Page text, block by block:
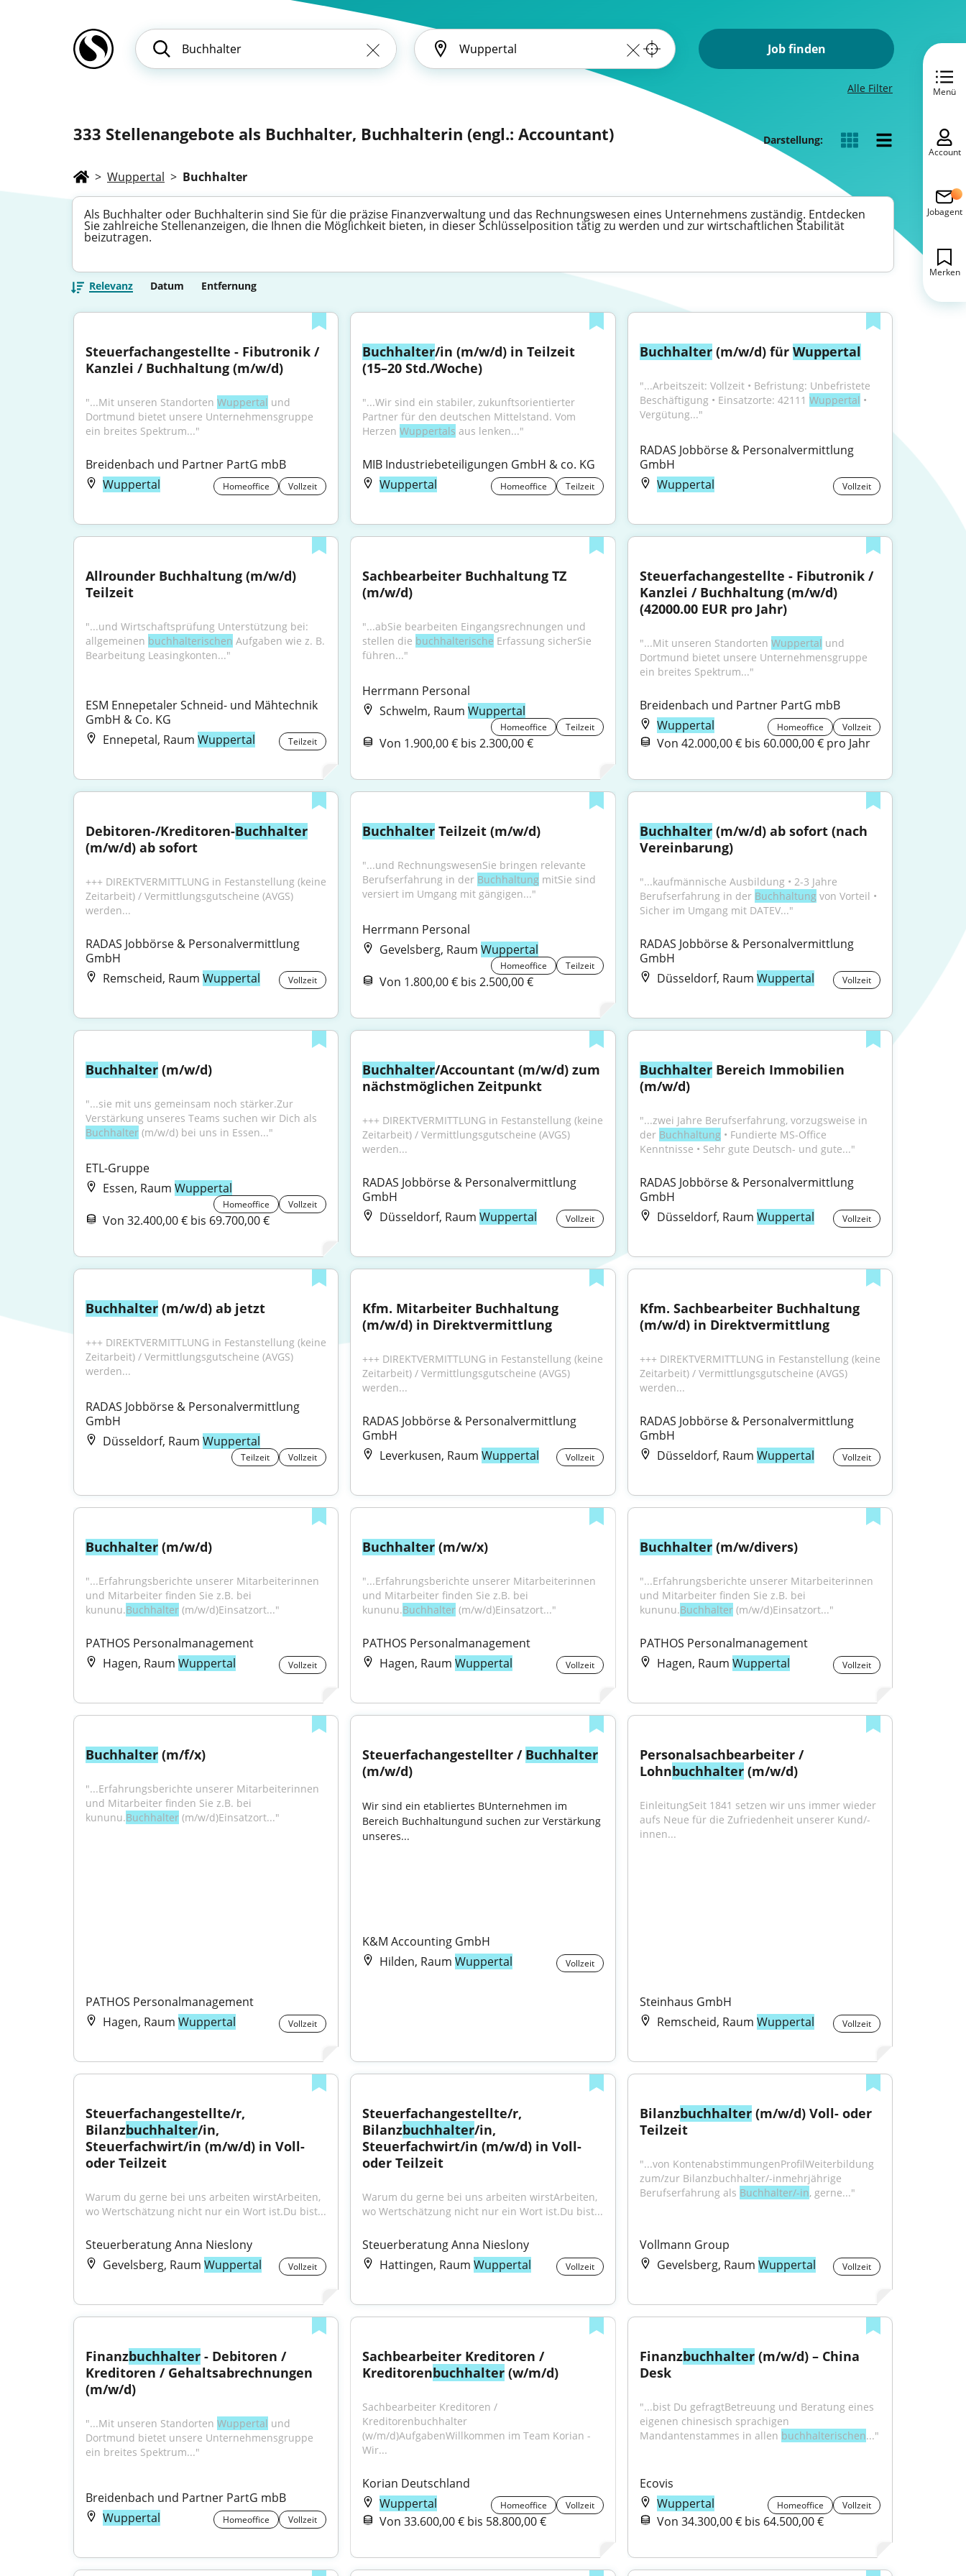
Job finden
Alle Filter
333 Stellenangebote als Buchhalter, Buchhalterin (engl.: Accountant) Darstellung:
> Wuppertal > Buchhalter
Als Buchhalter oder Buchhalterin sind Sie für die präzise Finanzverwaltung und das Rechnungswesen eines Unternehmens zuständig. Entdecken
Sie zahlreiche Stellenanzeigen, die Ihnen die Möglichkeit bieten, in dieser Schlüsselposition tätig zu werden und zur wirtschaftlichen Stabilität
beizutragen.
Relevanz Datum Entfernung
Steuerfachangestellte - Fibutronik /
Kanzlei / Buchhaltung (m/w/d)
"...Mit unseren Standorten Wuppertal und
Dortmund bietet unsere Unternehmensgruppe
ein breites Spektrum..."
Breidenbach und Partner PartG mbB
Wuppertal
Homeoffice Vollzeit
Buchhalter/in (m/w/d) in Teilzeit
(15–20 Std./Woche)
"...Wir sind ein stabiler, zukunftsorientierter
Partner für den deutschen Mittelstand. Vom
Herzen Wuppertals aus lenken..."
MIB Industriebeteiligungen GmbH & co. KG
Wuppertal
Homeoffice Teilzeit
Buchhalter (m/w/d) für Wuppertal
"...Arbeitszeit: Vollzeit • Befristung: Unbefristete
Beschäftigung • Einsatzorte: 42111 Wuppertal •
Vergütung..."
RADAS Jobbörse & Personalvermittlung
GmbH
Wuppertal
Vollzeit
Allrounder Buchhaltung (m/w/d)
Teilzeit
"...und Wirtschaftsprüfung Unterstützung bei:
allgemeinen buchhalterischen Aufgaben wie z. B.
Bearbeitung Leasingkonten..."
ESM Ennepetaler Schneid- und Mähtechnik
GmbH & Co. KG
Ennepetal, Raum Wuppertal Teilzeit
Sachbearbeiter Buchhaltung TZ
(m/w/d)
"...abSie bearbeiten Eingangsrechnungen und
stellen die buchhalterische Erfassung sicherSie
führen..."
Herrmann Personal
Schwelm, RaumWuppertal
Homeoffice Teilzeit
Von 1.900,00 € bis 2.300,00 €
Steuerfachangestellte - Fibutronik /
Kanzlei / Buchhaltung (m/w/d)
(42000.00 EUR pro Jahr)
"...Mit unseren Standorten Wuppertal und
Dortmund bietet unsere Unternehmensgruppe
ein breites Spektrum..."
Breidenbach und Partner PartG mbB
Wuppertal
Homeoffice Vollzeit
Von 42.000,00 € bis 60.000,00 € pro Jahr
Debitoren-/Kreditoren-Buchhalter
(m/w/d) ab sofort
+++ DIREKTVERMITTLUNG in Festanstellung (keine
Zeitarbeit) / Vermittlungsgutscheine (AVGS)
werden...
RADAS Jobbörse & Personalvermittlung
GmbH
Remscheid, Raum Wuppertal Vollzeit
Buchhalter Teilzeit (m/w/d)
"...und RechnungswesenSie bringen relevante
Berufserfahrung in der Buchhaltung mitSie sind
versiert im Umgang mit gängigen..."
Herrmann Personal
Gevelsberg, RaumWuppertal
Homeoffice Teilzeit
Von 1.800,00 € bis 2.500,00 €
Buchhalter (m/w/d) ab sofort (nach
Vereinbarung)
"...kaufmännische Ausbildung • 2-3 Jahre
Berufserfahrung in der Buchhaltung von Vorteil •
Sicher im Umgang mit DATEV..."
RADAS Jobbörse & Personalvermittlung
GmbH
Düsseldorf, Raum Wuppertal Vollzeit
Buchhalter (m/w/d)
"...sie mit uns gemeinsam noch stärker.Zur
Buchhalter (m/w/d) bei uns in Essen..."
ETL-Gruppe
Essen, Raum Wuppertal
Homeoffice Vollzeit
Von 32.400,00 € bis 69.700,00 €
Buchhalter/Accountant (m/w/d) zum
nächstmöglichen Zeitpunkt
+++ DIREKTVERMITTLUNG in Festanstellung (keine
Zeitarbeit) / Vermittlungsgutscheine (AVGS)
werden...
RADAS Jobbörse & Personalvermittlung
GmbH
Düsseldorf, RaumWuppertal Vollzeit
Buchhalter Bereich Immobilien
(m/w/d)
"...zwei Jahre Berufserfahrung, vorzugsweise in
der Buchhaltung • Fundierte MS-Office
Kenntnisse • Sehr gute Deutsch- und gute..."
RADAS Jobbörse & Personalvermittlung
GmbH
Düsseldorf, Raum Wuppertal Vollzeit
Buchhalter (m/w/d) ab jetzt
+++ DIREKTVERMITTLUNG in Festanstellung (keine
Zeitarbeit) / Vermittlungsgutscheine (AVGS)
werden...
RADAS Jobbörse & Personalvermittlung
GmbH
Düsseldorf, Raum Wuppertal
Teilzeit Vollzeit
Kfm. Mitarbeiter Buchhaltung
(m/w/d) in Direktvermittlung
+++ DIREKTVERMITTLUNG in Festanstellung (keine
Zeitarbeit) / Vermittlungsgutscheine (AVGS)
werden...
RADAS Jobbörse & Personalvermittlung
GmbH
Leverkusen, RaumWuppertal Vollzeit
Kfm. Sachbearbeiter Buchhaltung
(m/w/d) in Direktvermittlung
+++ DIREKTVERMITTLUNG in Festanstellung (keine
Zeitarbeit) / Vermittlungsgutscheine (AVGS)
werden...
RADAS Jobbörse & Personalvermittlung
GmbH
Düsseldorf, Raum Wuppertal Vollzeit
Buchhalter (m/w/d)
"...Erfahrungsberichte unserer Mitarbeiterinnen
und Mitarbeiter finden Sie z.B. bei
kununu.Buchhalter (m/w/d)Einsatzort..."
PATHOS Personalmanagement
Hagen, Raum Wuppertal Vollzeit
Buchhalter (m/w/x)
"...Erfahrungsberichte unserer Mitarbeiterinnen
und Mitarbeiter finden Sie z.B. bei
kununu.Buchhalter (m/w/d)Einsatzort..."
PATHOS Personalmanagement
Hagen, RaumWuppertal Vollzeit
Buchhalter (m/w/divers)
"...Erfahrungsberichte unserer Mitarbeiterinnen
und Mitarbeiter finden Sie z.B. bei
kununu.Buchhalter (m/w/d)Einsatzort..."
PATHOS Personalmanagement
Hagen, Raum Wuppertal Vollzeit
Buchhalter (m/f/x)
"...Erfahrungsberichte unserer Mitarbeiterinnen
und Mitarbeiter finden Sie z.B. bei
kununu.Buchhalter (m/w/d)Einsatzort..."
PATHOS Personalmanagement
Hagen, Raum Wuppertal Vollzeit
Steuerfachangestellter / Buchhalter
(m/w/d)
Wir sind ein etabliertes BUnternehmen im
Bereich Buchhaltungund suchen zur Verstärkung
unseres...
K&M Accounting GmbH
Hilden, RaumWuppertal Vollzeit
Personalsachbearbeiter /
Lohnbuchhalter (m/w/d)
EinleitungSeit 1841 setzen wir uns immer wieder
aufs Neue für die Zufriedenheit unserer Kund/-
innen...
Steinhaus GmbH
Remscheid, Raum Wuppertal Vollzeit
Steuerfachangestellte/r,
Bilanzbuchhalter/in,
Steuerfachwirt/in (m/w/d) in Voll-
oder Teilzeit
Warum du gerne bei uns arbeiten wirstArbeiten,
wo Wertschätzung nicht nur ein Wort ist.Du bist...
Steuerberatung Anna Nieslony
Gevelsberg, Raum Wuppertal Vollzeit
Steuerfachangestellte/r,
Bilanzbuchhalter/in,
Steuerfachwirt/in (m/w/d) in Voll-
oder Teilzeit
Warum du gerne bei uns arbeiten wirstArbeiten,
wo Wertschätzung nicht nur ein Wort ist.Du bist...
Steuerberatung Anna Nieslony
Hattingen, RaumWuppertal Vollzeit
Bilanzbuchhalter (m/w/d) Voll- oder
Teilzeit
"...von KontenabstimmungenProfilWeiterbildung
zum/zur Bilanzbuchhalter/-inmehrjährige
Berufserfahrung als Buchhalter/-in, gerne..."
Vollmann Group
Gevelsberg, Raum Wuppertal Vollzeit
Finanzbuchhalter - Debitoren /
Kreditoren / Gehaltsabrechnungen
(m/w/d)
"...Mit unseren Standorten Wuppertal und
Dortmund bietet unsere Unternehmensgruppe
ein breites Spektrum..."
Breidenbach und Partner PartG mbB
Wuppertal
Homeoffice Vollzeit
Sachbearbeiter Kreditoren /
Kreditorenbuchhalter (w/m/d)
Sachbearbeiter Kreditoren /
Kreditorenbuchhalter
(w/m/d)AufgabenWillkommen im Team Korian -
Wir...
Korian Deutschland
Wuppertal
Homeoffice Vollzeit
Von 33.600,00 € bis 58.800,00 €
Finanzbuchhalter (m/w/d) – China
Desk
"...bist Du gefragtBetreuung und Beratung eines
eigenen chinesisch sprachigen
Mandantenstammes in allen buchhalterischen..."
Ecovis
Wuppertal
Homeoffice Vollzeit
Von 34.300,00 € bis 64.500,00 €
Menü
Account
Jobagent
Merken